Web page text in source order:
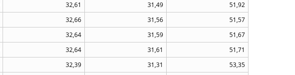
32,61 31,49
51,92
32,66 31,56
51,57
32,64 31,59
51,67
32,64 31,61
51,71
32,39 31,31
53,35